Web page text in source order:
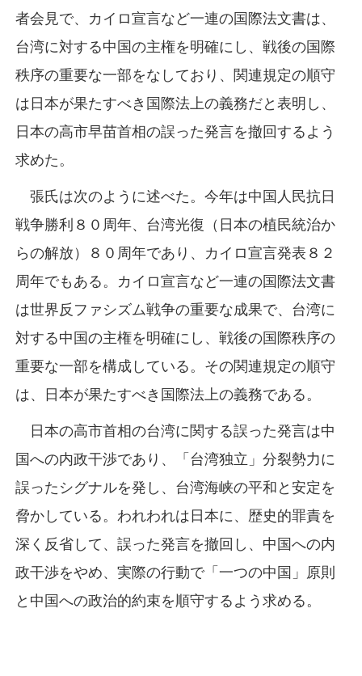
者会見で、カイロ宣言など一連の国際法文書は、
台湾に対する中国の主権を明確にし、戦後の国際
秩序の重要な一部をなしており、関連規定の順守
は日本が果たすべき国際法上の義務だと表明し、
日本の高市早苗首相の誤った発言を撤回するよう
求めた。
張氏は次のように述べた。今年は中国人民抗日
戦争勝利８０周年、台湾光復（日本の植民統治か
らの解放）８０周年であり、カイロ宣言発表８２
周年でもある。カイロ宣言など一連の国際法文書
は世界反ファシズム戦争の重要な成果で、台湾に
対する中国の主権を明確にし、戦後の国際秩序の
重要な一部を構成している。その関連規定の順守
は、日本が果たすべき国際法上の義務である。
日本の高市首相の台湾に関する誤った発言は中
国への内政干渉であり、「台湾独立」分裂勢力に
誤ったシグナルを発し、台湾海峡の平和と安定を
脅かしている。われわれは日本に、歴史的罪責を
深く反省して、誤った発言を撤回し、中国への内
政干渉をやめ、実際の行動で「一つの中国」原則
と中国への政治的約束を順守するよう求める。